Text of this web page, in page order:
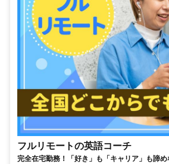
フルリモートの英語コーチ
完全在宅勤務！「好き」も「キャリア」も諦め